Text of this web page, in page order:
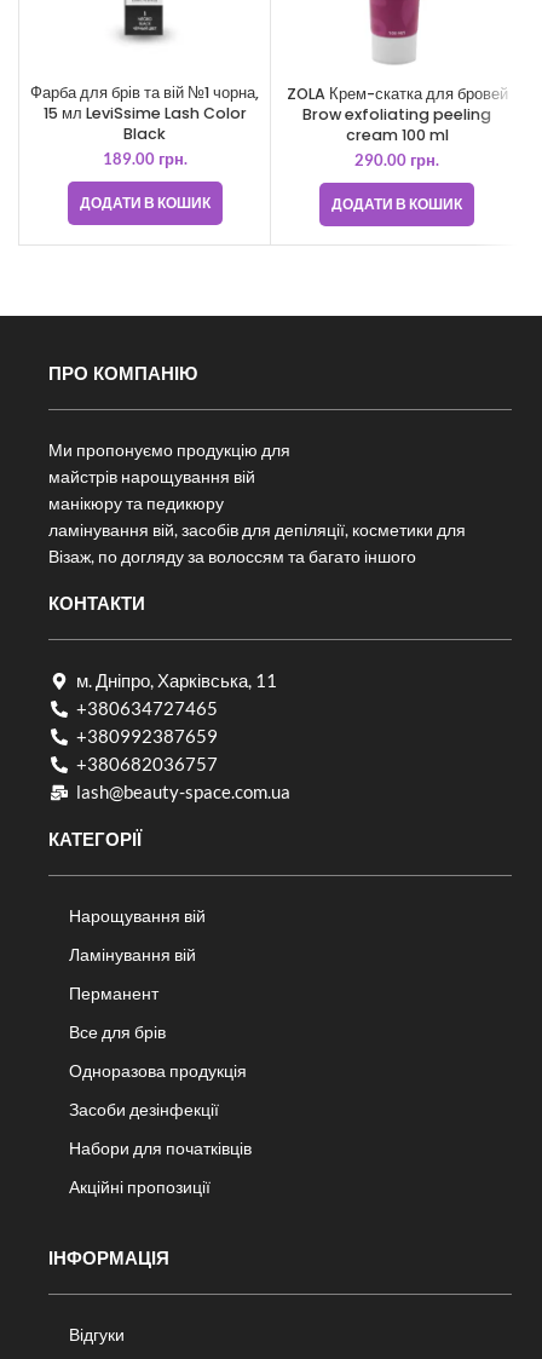
Фарба для брів та вій №1 чорна,
15 мл LeviSsime Lash Color
Black
189.00 грн.
ДОДАТИ В КОШИК
ZOLA Крем-скатка для бровей
Brow exfoliating peeling
cream 100 ml
290.00 грн.
ДОДАТИ В КОШИК
ПРО КОМПАНІЮ
Ми пропонуємо продукцію для
майстрів нарощування вій
манікюру та педикюру
ламінування вій, засобів для депіляції, косметики для
Візаж, по догляду за волоссям та багато іншого
КОНТАКТИ
м. Дніпро, Харківська, 11
+380634727465
+380992387659
+380682036757​
lash@beauty-space.com.ua
КАТЕГОРІЇ
Нарощування вій
Ламінування вій
Перманент
Все для брів
Одноразова продукція
Засоби дезінфекції
Набори для початківців
Акційні пропозиції
ІНФОРМАЦІЯ
Відгуки